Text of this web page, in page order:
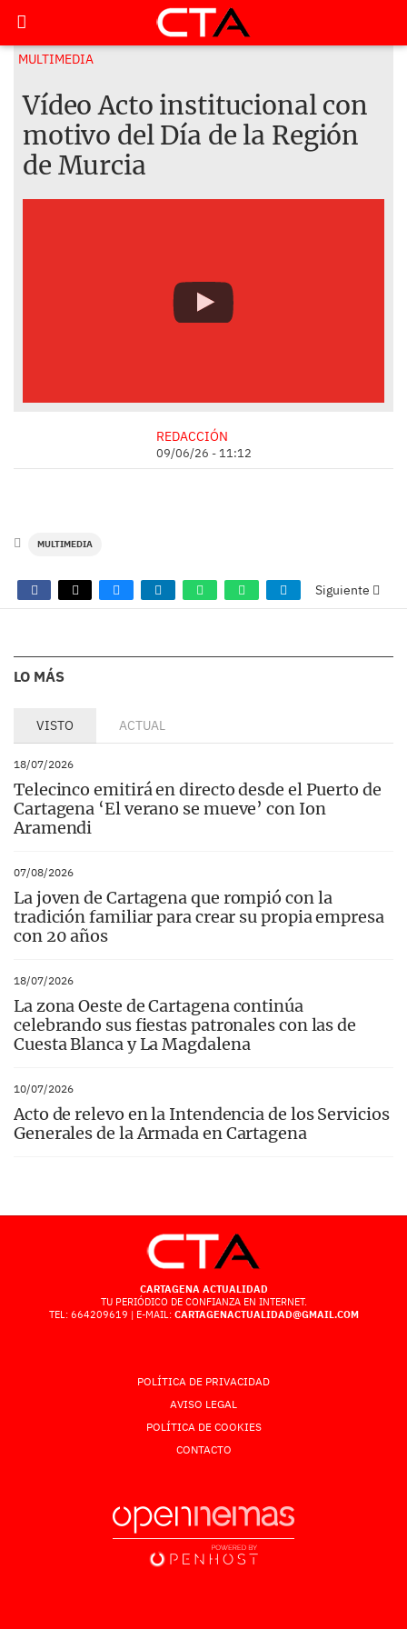
MULTIMEDIA
Vídeo Acto institucional con
motivo del Día de la Región
de Murcia
REDACCIÓN
09/06/26 - 11:12
MULTIMEDIA
Siguiente
LO MÁS
VISTO ACTUAL
18/07/2026
Telecinco emitirá en directo desde el Puerto de
Cartagena ‘El verano se mueve’ con Ion
Aramendi
07/08/2026
La joven de Cartagena que rompió con la
tradición familiar para crear su propia empresa
con 20 años
18/07/2026
La zona Oeste de Cartagena continúa
celebrando sus fiestas patronales con las de
Cuesta Blanca y La Magdalena
10/07/2026
Acto de relevo en la Intendencia de los Servicios
Generales de la Armada en Cartagena
CARTAGENA ACTUALIDAD
TU PERIÓDICO DE CONFIANZA EN INTERNET.
TEL: 664209619 | E-MAIL: CARTAGENACTUALIDAD@GMAIL.COM
POLÍTICA DE PRIVACIDAD
AVISO LEGAL
POLÍTICA DE COOKIES
CONTACTO